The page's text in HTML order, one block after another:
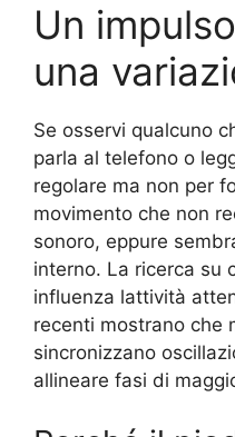
Un
una
Se osservi qualcuno
parla al telefono o
regolare ma non per
movimento che non
sonoro, eppure
interno. La ricerca su
influenza lattività
recenti mostrano che
sincronizzano
allineare fasi di